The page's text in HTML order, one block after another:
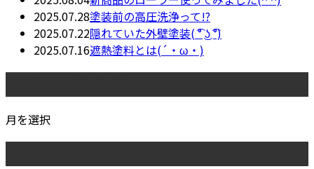
2025.07.28塗装前の高圧洗浄って!?
2025.07.22隠れていた外壁塗装( ͡° ͜ʖ ͡°)
2025.07.16遮熱塗料とは(´・ω・)
月を選択